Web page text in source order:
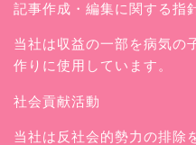
記事作成・編集に関する指
当社は収益の一部を病気の
作りに使用しています。
社会貢献活動
当社は反社会的勢力の排除